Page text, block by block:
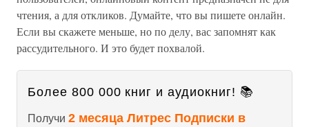
чтения, а для откликов. Думайте, что вы пишете онлайн.
Если вы скажете меньше, но по делу, вас запомнят как
рассудительного. И это будет похвалой.
Более 800 000 книг и аудиокниг! 📚
Получи 2 месяца Литрес Подписки в